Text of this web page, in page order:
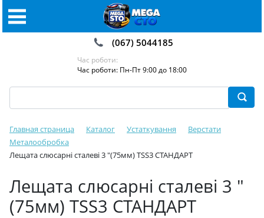
(067) 5044185
Час роботи:
Час роботи: Пн-Пт 9:00 до 18:00
Главная страница Каталог Устаткування
Верстати
Металообробка
Лещата слюсарні сталеві 3 "(75мм) TSS3 СТАНДАРТ
Лещата слюсарні сталеві 3 "
(75мм) TSS3 СТАНДАРТ